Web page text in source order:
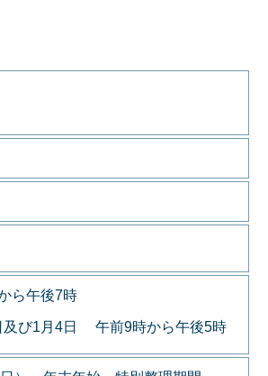
ら午後7時
及び1月4日 午前9時から午後5時